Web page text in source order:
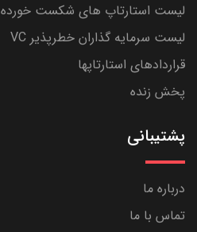
لیست استارتاپ های شکست خورده
لیست سرمایه گذاران خطرپذیر VC
قراردادهای استارتاپها
پخش زنده
پشتیبانی
درباره ما
تماس با ما